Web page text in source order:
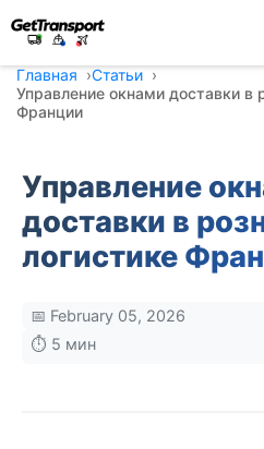
Главная
Статьи
Управление окнами доставки в
Франции
Управление
доставки в
логистике
📅 February 05, 2026
⏱️ 5 мин